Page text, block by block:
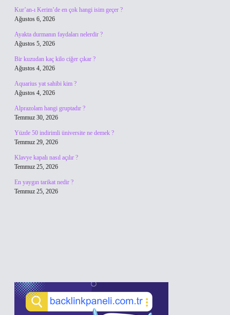
Kur’an-ı Kerim’de en çok hangi isim geçer ?
Ağustos 6, 2026
Ayakta durmanın faydaları nelerdir ?
Ağustos 5, 2026
Bir kuzudan kaç kilo ciğer çıkar ?
Ağustos 4, 2026
Aquarius yat sahibi kim ?
Ağustos 4, 2026
Alprazolam hangi gruptadır ?
Temmuz 30, 2026
Yüzde 50 indirimli üniversite ne demek ?
Temmuz 29, 2026
Klavye kapalı nasıl açılır ?
Temmuz 25, 2026
En yaygın tarikat nedir ?
Temmuz 25, 2026